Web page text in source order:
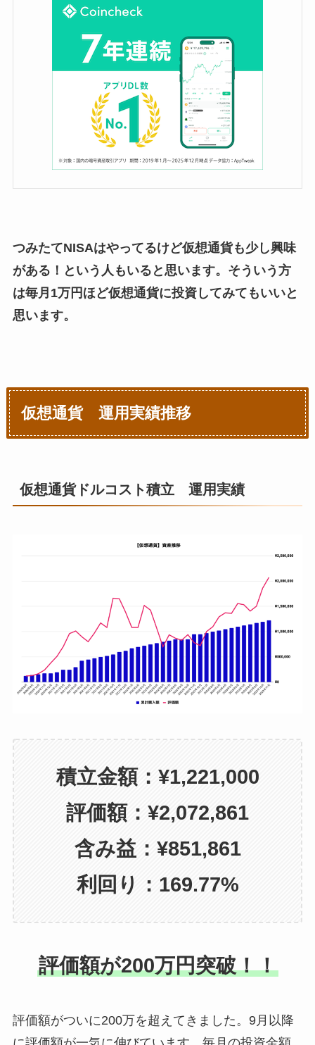
つみたてNISAはやってるけど仮想通貨も少し興味
がある！という人もいると思います。そういう方
は毎月1万円ほど仮想通貨に投資してみてもいいと
思います。
仮想通貨 運用実績推移
仮想通貨ドルコスト積立 運用実績
積立金額：¥1,221,000
評価額：¥2,072,861
含み益：¥851,861
利回り：169.77%
評価額が200万円突破！！
評価額がついに200万を超えてきました。9月以降